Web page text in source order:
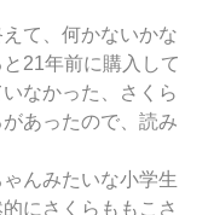
て、何かないかな
21年前に購入して
なかった、さくら
あったので、読み
んみたいな小学生
にさくらももこさ